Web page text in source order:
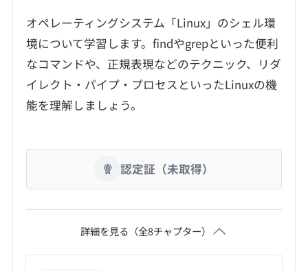
オペレーティングシステム「Linux」のシェル環
境について学習します。findやgrepといった便利
なコマンドや、正規表現などのテクニック、リダ
イレクト・パイプ・プロセスといったLinuxの機
能を理解しましょう。
認定証（未取得）
詳細を見る（全8チャプター）